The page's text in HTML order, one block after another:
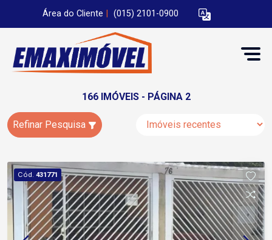
Área do Cliente (015) 2101-0900
166 IMÓVEIS - PÁGINA 2
Refinar Pesquisa
Cód. 431771